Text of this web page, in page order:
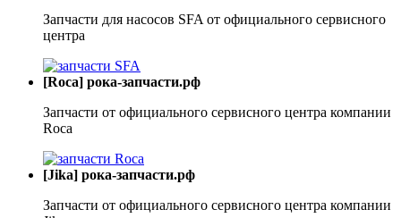
Запчасти для насосов SFA от официального сервисного
центра
[Roca] рока-запчасти.рф
Запчасти от официального сервисного центра компании
Roca
[Jika] рока-запчасти.рф
Запчасти от официального сервисного центра компании